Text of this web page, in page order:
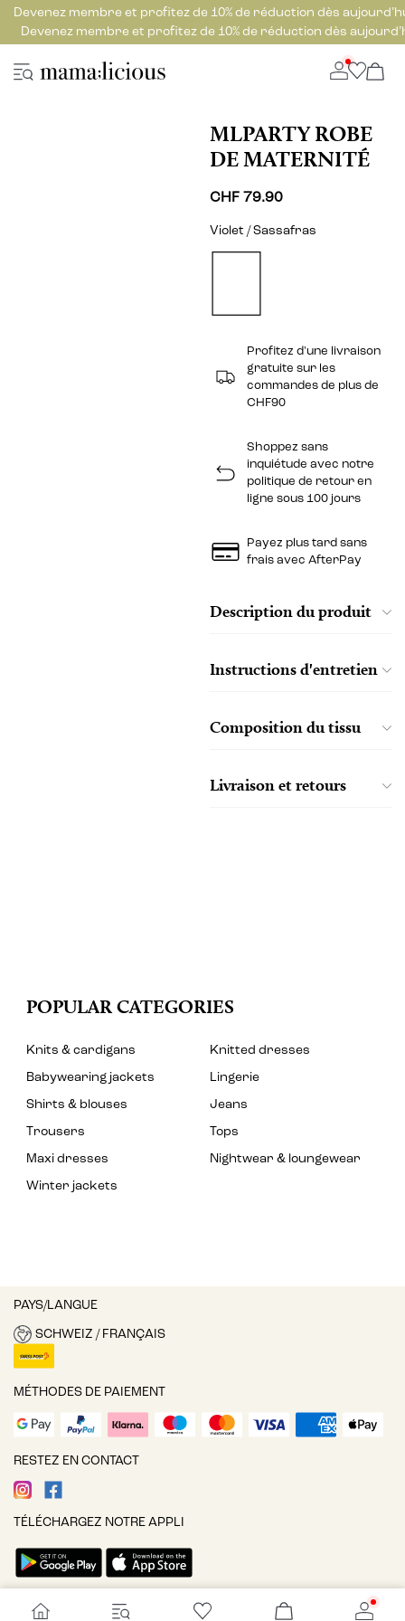
Devenez membre et profitez de 10% de réduction dès
Devenez membre et profitez de 10% de réduction dès
MLPARTY ROBE
DE MATERNITÉ
CHF 79.90
Violet / Sassafras
Profitez d'une livraison
gratuite sur les
commandes de plus de
CHF90
Shoppez sans
inquiétude avec notre
politique de retour en
ligne sous 100 jours
Payez plus tard sans
frais avec AfterPay
Description du produit
Instructions d'entretien
Composition du tissu
Livraison et retours
POPULAR CATEGORIES
Knits & cardigans
Knitted dresses
Babywearing jackets
Lingerie
Shirts & blouses
Jeans
Trousers
Tops
Maxi dresses
Nightwear & loungewear
Winter jackets
PAYS/LANGUE
SCHWEIZ / FRANÇAIS
MÉTHODES DE PAIEMENT
RESTEZ EN CONTACT
TÉLÉCHARGEZ NOTRE APPLI